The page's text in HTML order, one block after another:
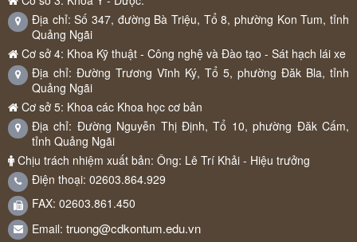
Địa chỉ: Số 347, đường Bà Triệu, Tổ 8, phường Kon Tum, tỉnh
Quảng Ngãi
Cơ sở 4: Khoa Kỹ thuật - Công nghệ và Đào tạo - Sát hạch lái xe
Địa chỉ: Đường Trương Vĩnh Ký, Tổ 5, phường Đăk Bla, tỉnh
Quảng Ngãi
Cơ sở 5: Khoa các Khoa học cơ bản
Địa chỉ: Đường Nguyễn Thị Định, Tổ 10, phường Đăk Cấm,
tỉnh Quảng Ngãi
Chịu trách nhiệm xuất bản: Ông: Lê Trí Khải - Hiệu trưởng
Điện thoại: 02603.864.929
FAX: 02603.861.450
Email: truong@cdkontum.edu.vn